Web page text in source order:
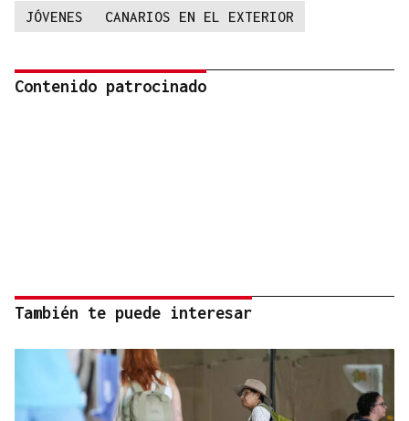
JÓVENES CANARIOS EN EL EXTERIOR
Contenido patrocinado
También te puede interesar